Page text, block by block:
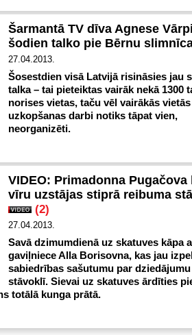
Šarmantā TV dīva Agnese
šodien talko pie Bērnu
27.04.2013.
Šosestdien visā Latvijā risināsies jau
talka – tai pieteiktas vairāk nekā 1300
norises vietas, taču vēl vairākās
uzkopšanas darbi notiks tāpat vien,
neorganizēti.
VIDEO: Primadonna Pugačova
vīru uzstājas stiprā reibuma
(2)
27.04.2013.
Savā dzimumdienā uz skatuves kāpa
gaviļniece Alla Borisovna, kas jau
sabiedrības sašutumu par
stāvoklī. Sievai uz skatuves ārdīties
totālā kunga prātā.